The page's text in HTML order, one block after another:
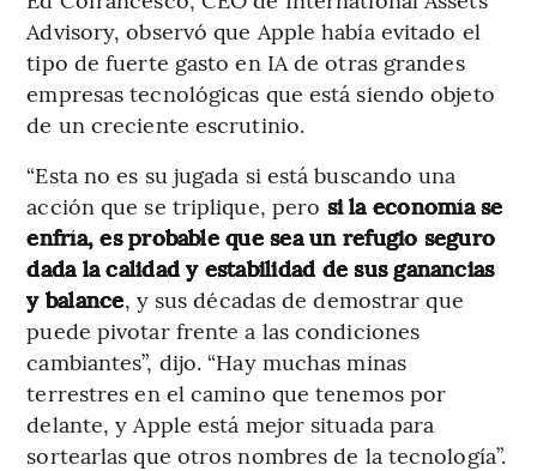
Advisory, observó que Apple había evitado el
tipo de fuerte gasto en IA de otras grandes
empresas tecnológicas que está siendo objeto
de un creciente escrutinio.
“Esta no es su jugada si está buscando una
acción que se triplique, pero si la economía se
enfría, es probable que sea un refugio seguro
dada la calidad y estabilidad de sus ganancias
y balance, y sus décadas de demostrar que
puede pivotar frente a las condiciones
cambiantes”, dijo. “Hay muchas minas
terrestres en el camino que tenemos por
delante, y Apple está mejor situada para
sortearlas que otros nombres de la tecnología”.